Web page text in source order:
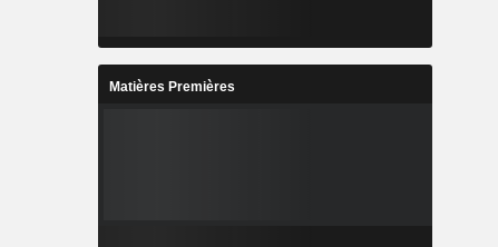
Matières Premières